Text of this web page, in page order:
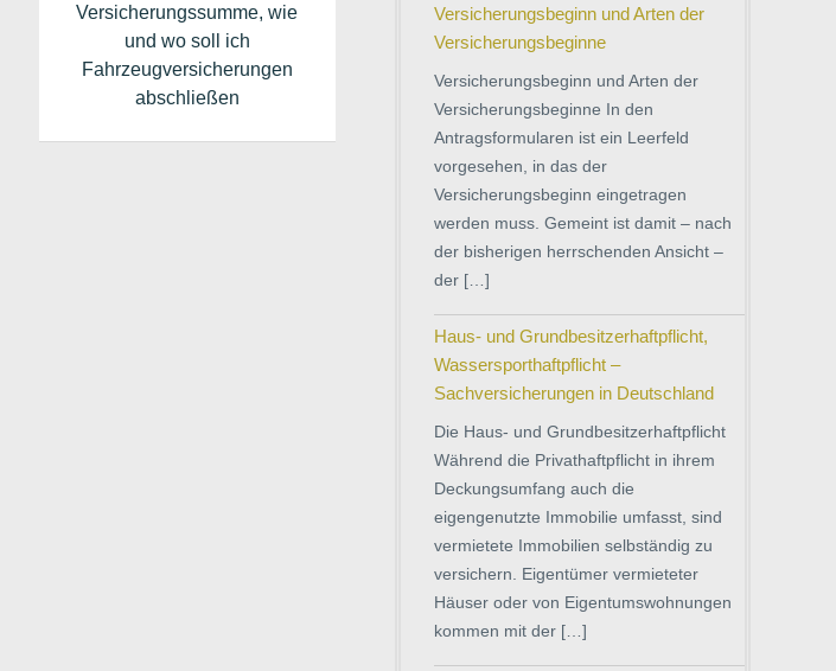
Versicherungssumme, wie
und wo soll ich
Fahrzeugversicherungen
abschließen
Versicherungsbeginn und Arten der
Versicherungsbeginne
Versicherungsbeginn und Arten der
Versicherungsbeginne In den
Antragsformularen ist ein Leerfeld
vorgesehen, in das der
Versicherungsbeginn eingetragen
werden muss. Gemeint ist damit – nach
der bisherigen herrschenden Ansicht –
der […]
Haus- und Grundbesitzerhaftpflicht,
Wassersporthaftpflicht –
Sachversicherungen in Deutschland
Die Haus- und Grundbesitzerhaftpflicht
Während die Privathaftpflicht in ihrem
Deckungsumfang auch die
eigengenutzte Immobilie umfasst, sind
vermietete Immobilien selbständig zu
versichern. Eigentümer vermieteter
Häuser oder von Eigentumswohnungen
kommen mit der […]